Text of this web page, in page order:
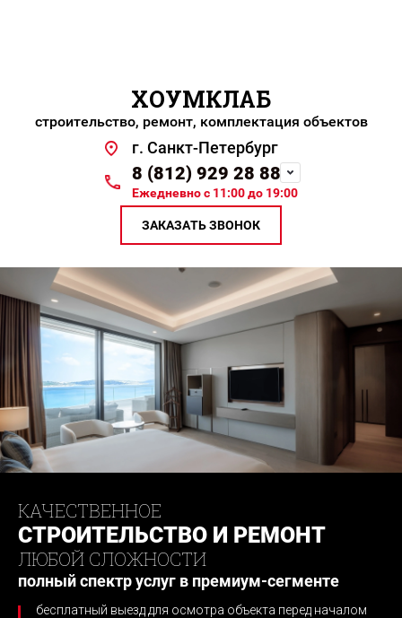
ХОУМКЛАБ
строительство, ремонт, комплектация объектов
г. Санкт-Петербург
8 (812) 929 28 88
Ежедневно с 11:00 до 19:00
ЗАКАЗАТЬ ЗВОНОК
КАЧЕСТВЕННОЕ
СТРОИТЕЛЬСТВО И РЕМОНТ
ЛЮБОЙ СЛОЖНОСТИ
полный спектр услуг в премиум-сегменте
бесплатный выезд для осмотра объекта перед началом